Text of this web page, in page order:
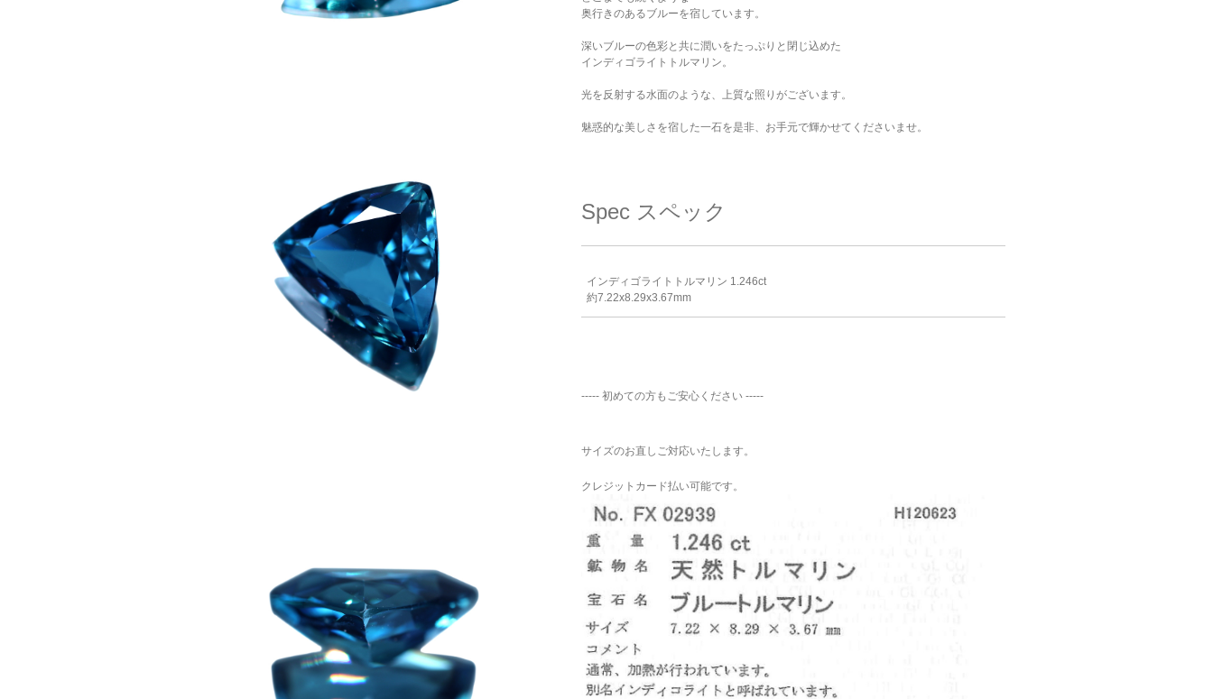
奥行きのあるブルーを宿しています。
深いブルーの色彩と共に潤いをたっぷりと閉じ込めた
インディゴライトトルマリン。
光を反射する水面のような、上質な照りがございます。
魅惑的な美しさを宿した一石を是非、お手元で輝かせてくださいませ。
Spec スペック
インディゴライトトルマリン 1.246ct
約7.22x8.29x3.67mm
----- 初めての方もご安心ください -----
サイズのお直しご対応いたします。
クレジットカード払い可能です。